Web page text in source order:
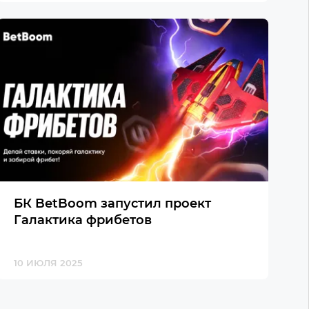
БК BetBoom запустил проект
Галактика фрибетов
10 ИЮЛЯ 2025